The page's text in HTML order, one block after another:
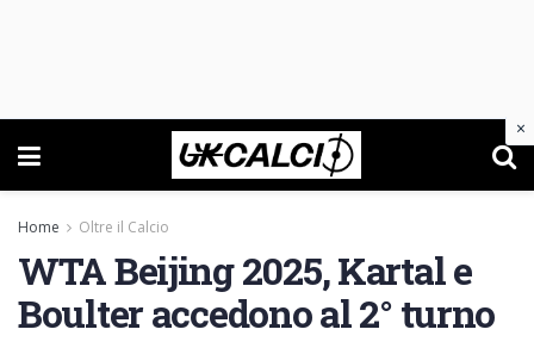
Home Oltre il Calcio
WTA Beijing 2025, Kartal e
Boulter accedono al 2° turno
×